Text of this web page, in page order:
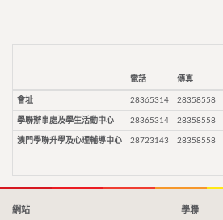
電話 傳真
會址 28365314 28358558
學聯辦事處及學生活動中心 28365314 28358558
澳門學聯升學及心理輔導中心 28723143 28358558
網站 學聯